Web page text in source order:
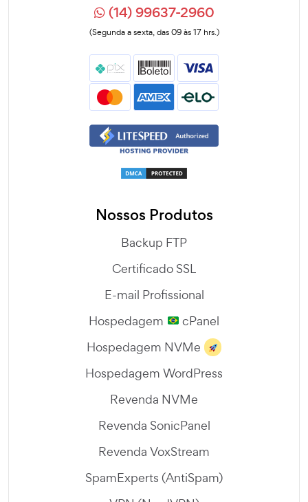
(14) 99637-2960
(Segunda a sexta, das 09 às 17 hrs.)
Nossos Produtos
Backup FTP
Certificado SSL
E-mail Profissional
Hospedagem
cPanel
Hospedagem NVMe
Hospedagem WordPress
Revenda NVMe
Revenda SonicPanel
Revenda VoxStream
SpamExperts (AntiSpam)